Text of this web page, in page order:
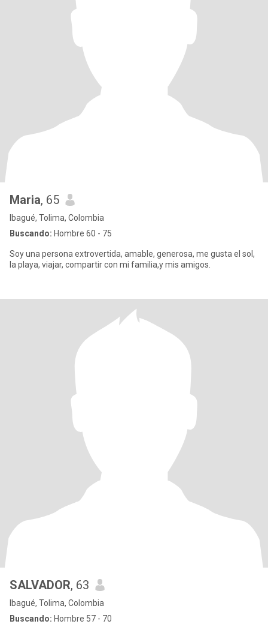
Maria, 65
Ibagué, Tolima, Colombia
Buscando: Hombre 60 - 75
Soy una persona extrovertida, amable, generosa, me gusta el sol,
la playa, viajar, compartir con mi familia,y mis amigos.
SALVADOR, 63
Ibagué, Tolima, Colombia
Buscando: Hombre 57 - 70